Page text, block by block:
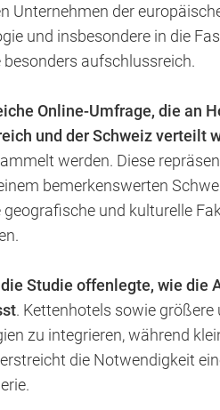
Unternehmen der
und insbesondere in die
aufschlussreich.
Online-Umfrage, die an
und der Schweiz verteilt
werden. Diese
bemerkenswerten
geografische und kulturelle
Studie offenlegte, wie die
. Kettenhotels sowie
zu integrieren, während
die Notwendigkeit